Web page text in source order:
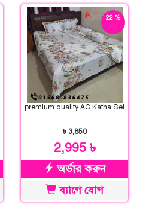
22 %
premium quality AC Katha Set
৳ 3,850
2,995 ৳
অর্ডার করুন
ব্যাগে যোগ